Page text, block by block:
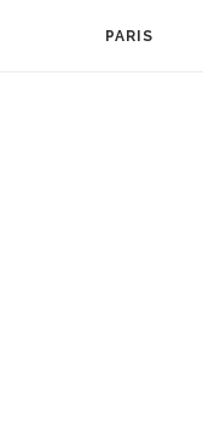
PARIS